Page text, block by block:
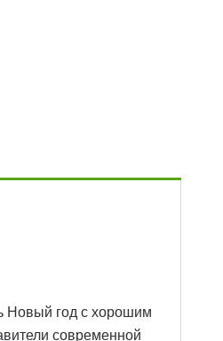
Новый год с хорошим
современной